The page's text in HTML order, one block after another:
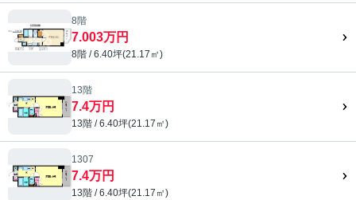
8階
7.003万円
8階 / 6.40坪(21.17㎡)
13階
7.4万円
13階 / 6.40坪(21.17㎡)
1307
7.4万円
13階 / 6.40坪(21.17㎡)